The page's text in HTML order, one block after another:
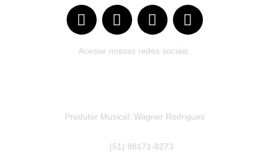
Acesse nossas redes sociais.
Produtor Musical: Wagner Rodrigues
(51) 98171-8273